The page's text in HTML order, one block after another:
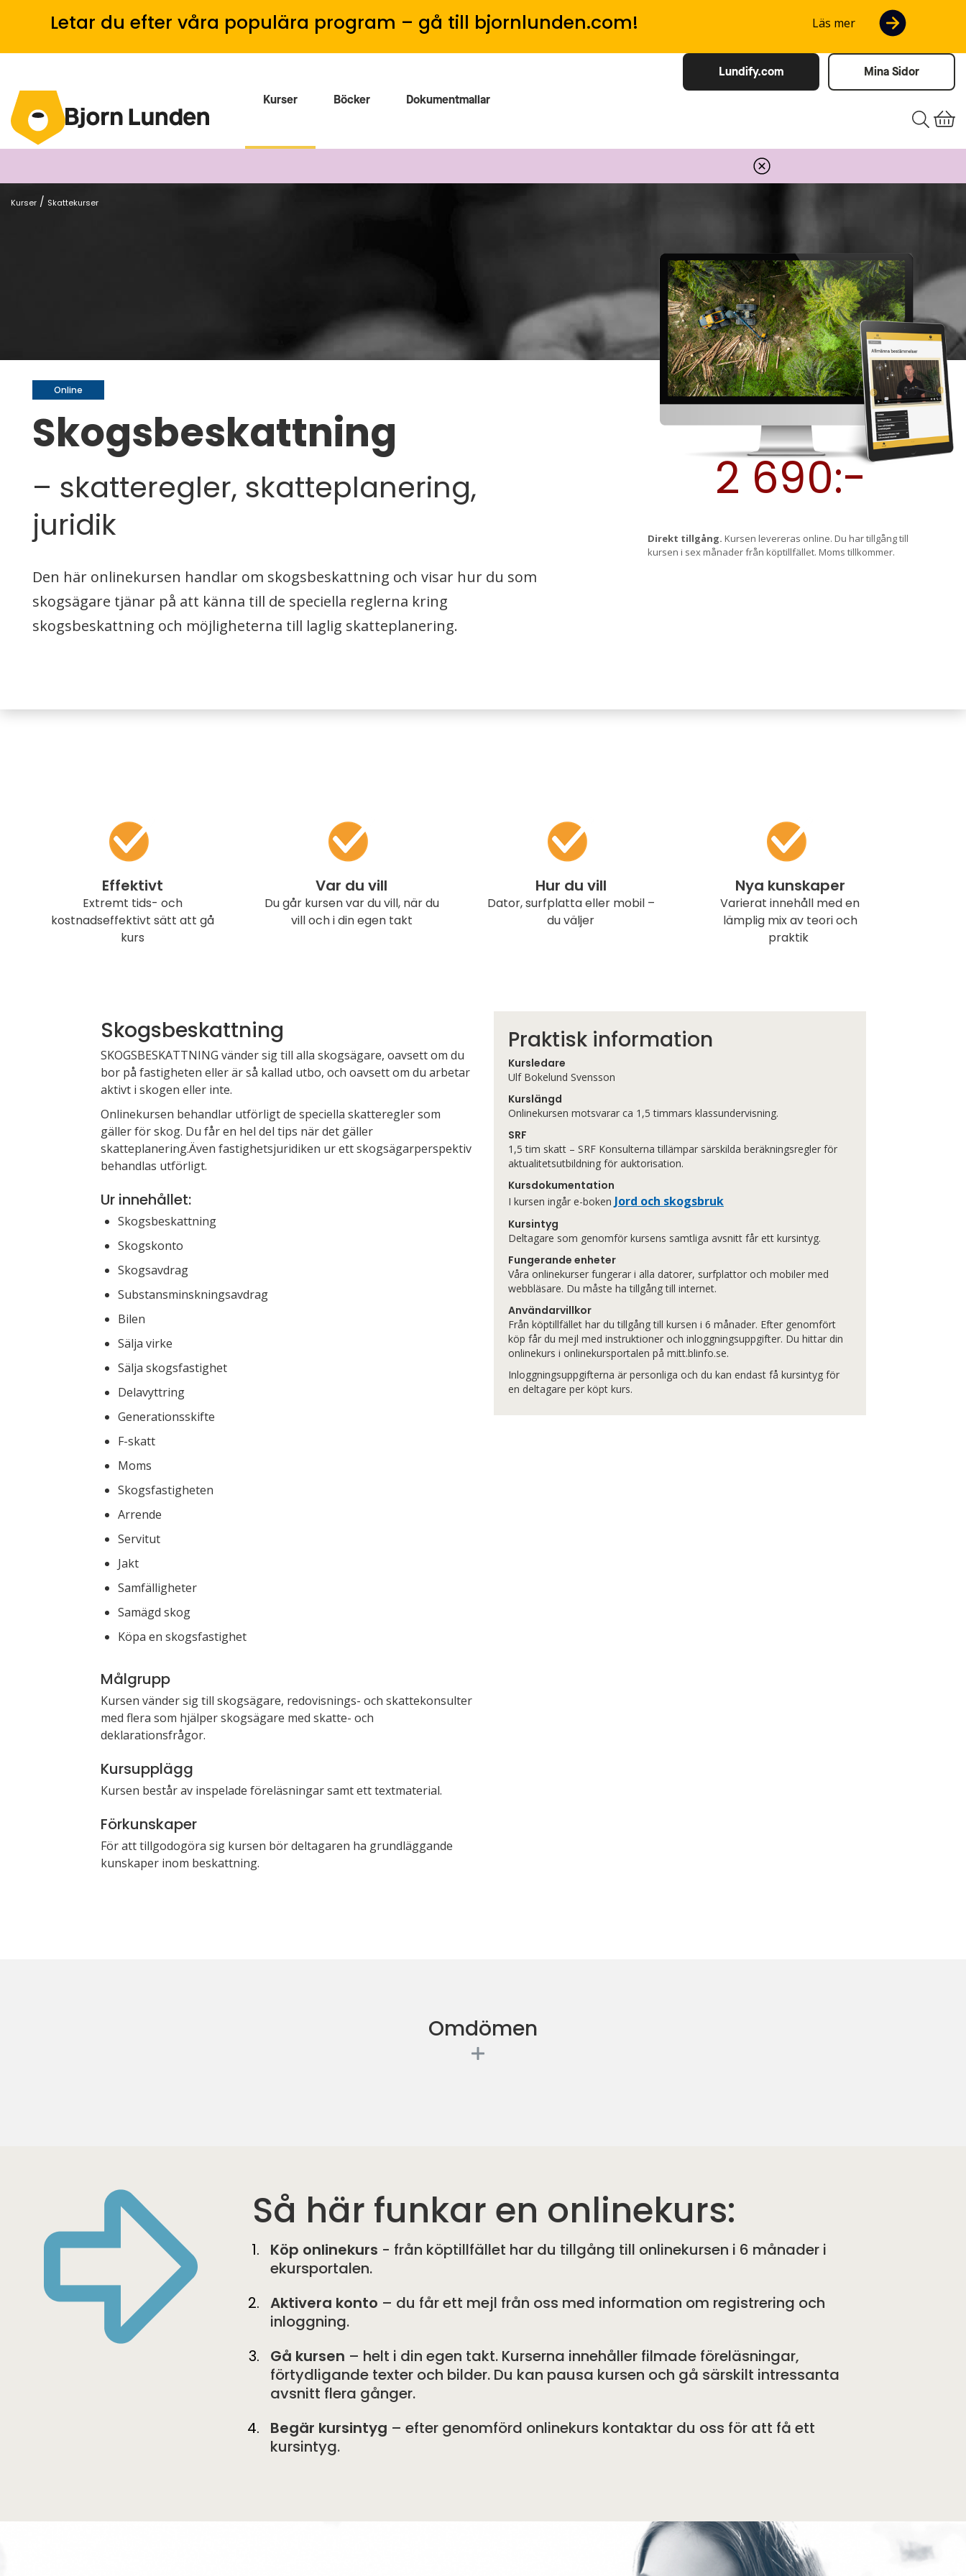
Letar du efter våra populära program – gå till bjornlunden.com! Läs mer
Kurser Böcker Dokumentmallar
Lundify.com Mina Sidor
Kurser / Skattekurser
Online
Skogsbeskattning
– skatteregler, skatteplanering,
juridik
Den här onlinekursen handlar om skogsbeskattning och visar hur du som
skogsägare tjänar på att känna till de speciella reglerna kring
skogsbeskattning och möjligheterna till laglig skatteplanering.
2 690:-
Direkt tillgång. Kursen levereras online. Du har tillgång till
kursen i sex månader från köptillfället. Moms tillkommer.
Effektivt
Extremt tids- och
kostnadseffektivt sätt att gå
kurs
Var du vill
Du går kursen var du vill, när du
vill och i din egen takt
Hur du vill
Dator, surfplatta eller mobil –
du väljer
Nya kunskaper
Varierat innehåll med en
lämplig mix av teori och
praktik
Skogsbeskattning
SKOGSBESKATTNING vänder sig till alla skogsägare, oavsett om du
bor på fastigheten eller är så kallad utbo, och oavsett om du arbetar
aktivt i skogen eller inte.
Onlinekursen behandlar utförligt de speciella skatteregler som
gäller för skog. Du får en hel del tips när det gäller
skatteplanering.Även fastighetsjuridiken ur ett skogsägarperspektiv
behandlas utförligt.
Ur innehållet:
Skogsbeskattning
Skogskonto
Skogsavdrag
Substansminskningsavdrag
Bilen
Sälja virke
Sälja skogsfastighet
Delavyttring
Generationsskifte
F-skatt
Moms
Skogsfastigheten
Arrende
Servitut
Jakt
Samfälligheter
Samägd skog
Köpa en skogsfastighet
Målgrupp
Kursen vänder sig till skogsägare, redovisnings- och skattekonsulter
med flera som hjälper skogsägare med skatte- och
deklarationsfrågor.
Kursupplägg
Kursen består av inspelade föreläsningar samt ett textmaterial.
Förkunskaper
För att tillgodogöra sig kursen bör deltagaren ha grundläggande
kunskaper inom beskattning.
Praktisk information
Kursledare
Ulf Bokelund Svensson
Kurslängd
Onlinekursen motsvarar ca 1,5 timmars klassundervisning.
SRF
1,5 tim skatt – SRF Konsulterna tillämpar särskilda beräkningsregler för
aktualitetsutbildning för auktorisation.
Kursdokumentation
I kursen ingår e-boken Jord och skogsbruk
Kursintyg
Deltagare som genomför kursens samtliga avsnitt får ett kursintyg.
Fungerande enheter
Våra onlinekurser fungerar i alla datorer, surfplattor och mobiler med
webbläsare. Du måste ha tillgång till internet.
Användarvillkor
Från köptillfället har du tillgång till kursen i 6 månader. Efter genomfört
köp får du mejl med instruktioner och inloggningsuppgifter. Du hittar din
onlinekurs i onlinekursportalen på mitt.blinfo.se.
Inloggningsuppgifterna är personliga och du kan endast få kursintyg för
en deltagare per köpt kurs.
Omdömen
Så här funkar en onlinekurs:
Köp onlinekurs - från köptillfället har du tillgång till onlinekursen i 6 månader i
ekursportalen.
Aktivera konto – du får ett mejl från oss med information om registrering och
inloggning.
Gå kursen – helt i din egen takt. Kurserna innehåller filmade föreläsningar,
förtydligande texter och bilder. Du kan pausa kursen och gå särskilt intressanta
avsnitt flera gånger.
Begär kursintyg – efter genomförd onlinekurs kontaktar du oss för att få ett
kursintyg.